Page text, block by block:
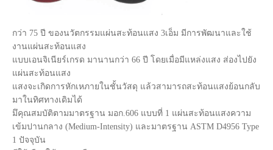
กว่า 75 ปี ของนวัตกรรมแผ่นสะท้อนแสง 3เอ็ม มีการพัฒนาและใช้
งานแผ่นสะท้อนแสง
แบบเอนจิเนียร์เกรด มานานกว่า 66 ปี โดยเมื่อมีแหล่งแสง ส่องไปยัง
แผ่นสะท้อนแสง
แสงจะเกิดการหักเหภายในชั้นวัสดุ แล้วสามารถสะท้อนแสงย้อนกลับ
มาในทิศทางเดิมได้
มึคุณสมบัติตามมาตรฐาน มอก.606 แบบที่ 1 แผ่นสะท้อนแสงความ
เข้มปานกลาง (Medium-Intensity) และมาตรฐาน ASTM D4956 Type
1 ปัจจุบัน